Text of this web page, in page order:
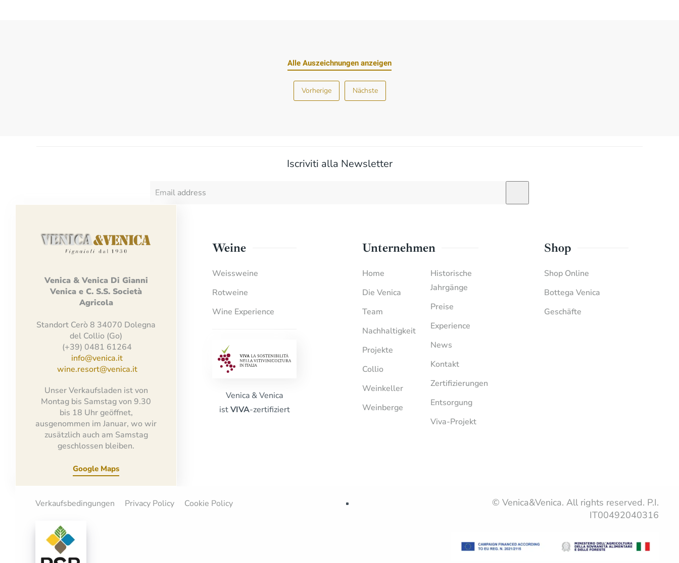
Alle Auszeichnungen anzeigen
Vorherige Nächste
Iscriviti alla Newsletter
Venica &Venica Di Gianni
VenicaeC. S.S. Società
Agricola
Standort Cerò 8 34070 Dolegna
del Collio (Go)
(+39) 0481 61264
info@venica.it
wine.resort@venica.it
Unser Verkaufsladen ist von
Montag bis Samstag von 9.30
bis 18 Uhr geöffnet,
ausgenommen im Januar, wo wir
zusätzlich auch am Samstag
geschlossen bleiben.
Google Maps
Weine
Weissweine
Rotweine
Wine Experience
Venica & Venica
istVIVA-zertifiziert
Unternehmen
Home
Die Venica
Team
Nachhaltigkeit
Projekte
Collio
Weinkeller
Weinberge
Historische
Jahrgänge
Preise
Experience
News
Kontakt
Zertifizierungen
Entsorgung
Viva-Projekt
Shop
Shop Online
Bottega Venica
Geschäfte
Verkaufsbedingungen Privacy Policy Cookie Policy
© Venica&Venica. All rights reserved. P.I.
IT00492040316